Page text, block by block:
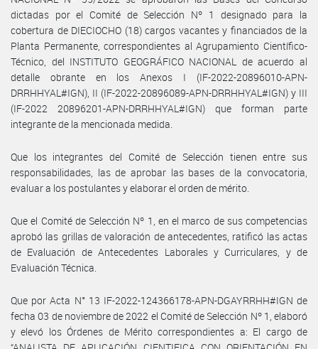
dictadas por el Comité de Selección Nº 1 designado para la
cobertura de DIECIOCHO (18) cargos vacantes y financiados de la
Planta Permanente, correspondientes al Agrupamiento Científico-
Técnico, del INSTITUTO GEOGRÁFICO NACIONAL de acuerdo al
detalle obrante en los Anexos I (IF-2022-20896010-APN-
DRRHHYAL#IGN), II (IF-2022-20896089-APN-DRRHHYAL#IGN) y III
(IF-2022 20896201-APN-DRRHHYAL#IGN) que forman parte
integrante de la mencionada medida.
Que los integrantes del Comité de Selección tienen entre sus
responsabilidades, las de aprobar las bases de la convocatoria,
evaluar a los postulantes y elaborar el orden de mérito.
Que el Comité de Selección Nº 1, en el marco de sus competencias
aprobó las grillas de valoración de antecedentes, ratificó las actas
de Evaluación de Antecedentes Laborales y Curriculares, y de
Evaluación Técnica.
Que por Acta N° 13 IF-2022-124366178-APN-DGAYRRHH#IGN de
fecha 03 de noviembre de 2022 el Comité de Selección Nº 1, elaboró
y elevó los Órdenes de Mérito correspondientes a: El cargo de